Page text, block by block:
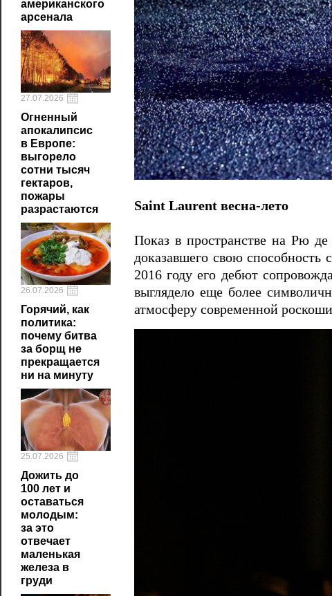
американского
арсенала
27.07.2026
Огненный
апокалипсис
в Европе:
выгорело
сотни тысяч
гектаров,
пожары
разрастаются
26.07.2026
Горячий, как
политика:
почему битва
за борщ не
прекращается
ни на минуту
25.07.2026
Дожить до
100 лет и
оставаться
молодым:
за это
отвечает
маленькая
железа в
груди
Saint Laurent весна-лето
Показ в пространстве на Рю де
доказавшего свою
2016 году его дебют
выглядело еще более
атмосферу современной